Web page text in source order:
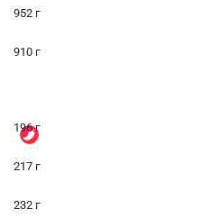
952 г
910 г
196 г
217 г
232 г